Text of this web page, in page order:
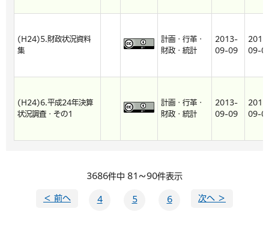
(H24)5.財政状況資料
集
計画・行革・
財政・統計
2013-
09-09
09-
(H24)6.平成24年決算
状況調査・その1
計画・行革・
財政・統計
2013-
09-09
09-
3686件中 81～90件表示
＜ 前へ 4 5 6 次へ ＞